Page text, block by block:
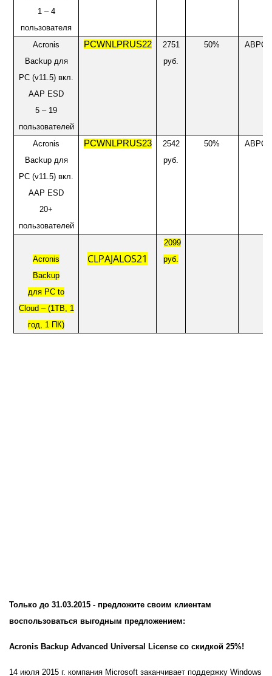
1 – 4
пользователя
Acronis
Backup для
PC (v11.5) вкл.
AAP ESD
5 – 19
пользователей
PCWNLPRUS22
2751
руб.
50%
Acronis
Backup для
PC (v11.5) вкл.
AAP ESD
20+
пользователей
PCWNLPRUS23
2542
руб.
50%
Acronis
Backup
для PC to
Cloud – (1TB, 1
год, 1 ПК)
CLPAJALOS21
2099
руб.
Только до 31.03.2015 - предложите своим клиентам
воспользоваться выгодным предложением:
Acronis Backup Advanced Universal License со скидкой 25%!
14 июля 2015 г. компания Microsoft заканчивает поддержку Windows